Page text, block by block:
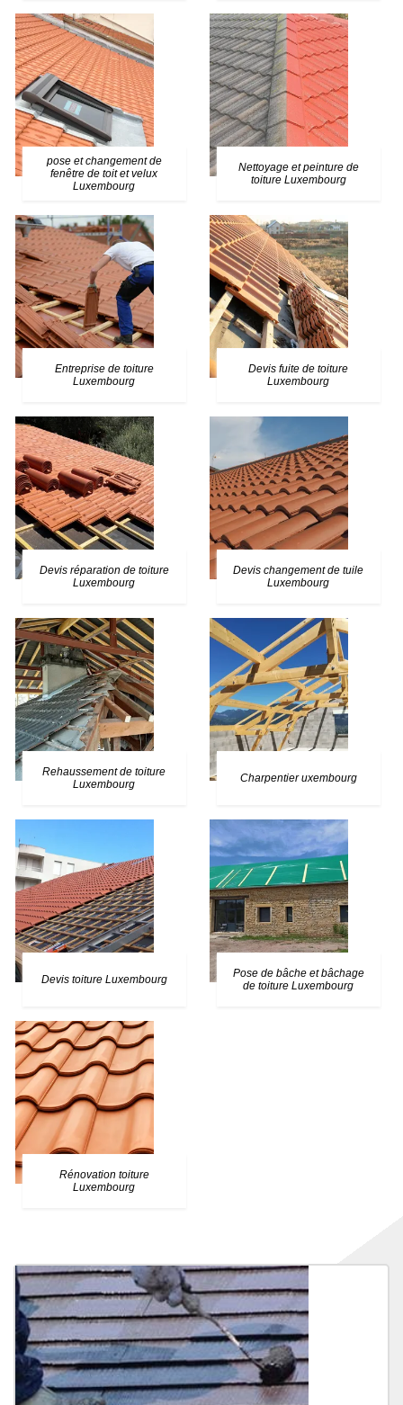
pose et changement de
fenêtre de toit et velux
Luxembourg
Nettoyage et peinture de
toiture Luxembourg
Entreprise de toiture
Luxembourg
Devis fuite de toiture
Luxembourg
Devis réparation de toiture
Luxembourg
Devis changement de tuile
Luxembourg
Rehaussement de toiture
Luxembourg
Charpentier uxembourg
Devis toiture Luxembourg
Pose de bâche et bâchage
de toiture Luxembourg
Rénovation toiture
Luxembourg